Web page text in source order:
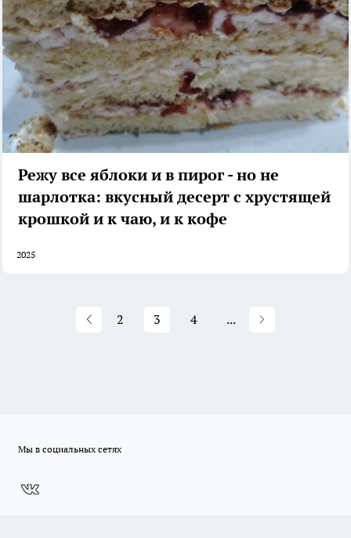
Режу все яблоки и в пирог - но не
шарлотка: вкусный десерт с хрустящей
крошкой и к чаю, и к кофе
2025
2 3 4 ...
Мы в социальных сетях